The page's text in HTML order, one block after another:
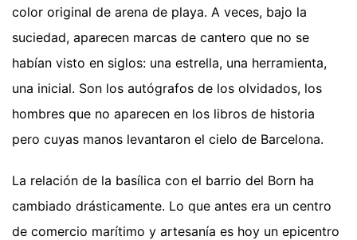
color original de arena de playa. A veces, bajo la
suciedad, aparecen marcas de cantero que no se
habían visto en siglos: una estrella, una herramienta,
una inicial. Son los autógrafos de los olvidados, los
hombres que no aparecen en los libros de historia
pero cuyas manos levantaron el cielo de Barcelona.
La relación de la basílica con el barrio del Born ha
cambiado drásticamente. Lo que antes era un centro
de comercio marítimo y artesanía es hoy un epicentro